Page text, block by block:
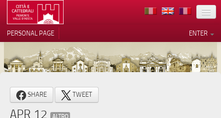
LOCATION
ARCHITECTURE
MUSEUMS
ITINERARIES
ENTER
PERSONAL PAGE
SHARE TWEET
APR 12 ALTRO
Notice at collection
Your Privacy Choices